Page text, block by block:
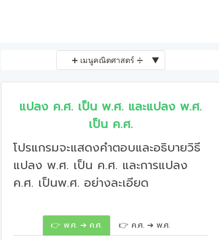
➕ เมนูคณิตศาสตร์ ➗ ▼
แปลง ค.ศ. เป็น พ.ศ. และแปลง พ.ศ.
เป็น ค.ศ.
โปรแกรมจะแสดงคำตอบและอธิบายวิธี
แปลง พ.ศ. เป็น ค.ศ. และการแปลง
ค.ศ. เป็นพ.ศ. อย่างละเอียด
👉 พ.ศ. ➔ ค.ศ. 👉 ค.ศ. ➔ พ.ศ.